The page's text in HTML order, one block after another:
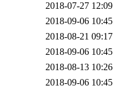
2018-07-27 12:09
2018-09-06 10:45
2018-08-21 09:17
2018-09-06 10:45
2018-08-13 10:26
2018-09-06 10:45